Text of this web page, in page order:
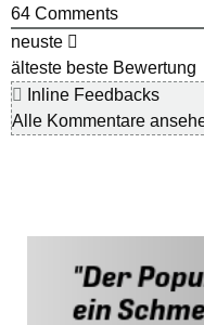
64 Comments
neuste
älteste beste Bewertung
Inline Feedbacks
Alle Kommentare